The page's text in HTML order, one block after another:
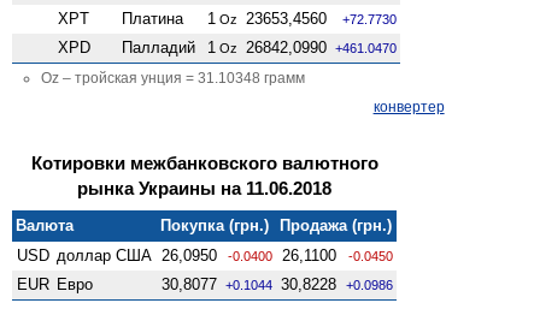
XPT Платина 1 Oz 23653,4560 +72.7730
XPD Палладий 1 Oz 26842,0990 +461.0470
Oz – тройская унция = 31.10348 грамм
конвертер
Котировки межбанковского валютного
рынка Украины на 11.06.2018
Валюта Покупка (грн.)
Продажа (грн.)
USD доллар США 26,0950 -0.0400 26,1100 -0.0450
EUR Евро 30,8077 +0.1044 30,8228 +0.0986